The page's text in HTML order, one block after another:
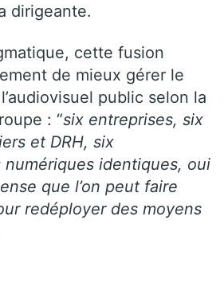
dirigeante.
cette fusion
de mieux gérer le
public selon la
: “six entreprises, six
et DRH, six
identiques, oui
que l’on peut faire
redéployer des moyens